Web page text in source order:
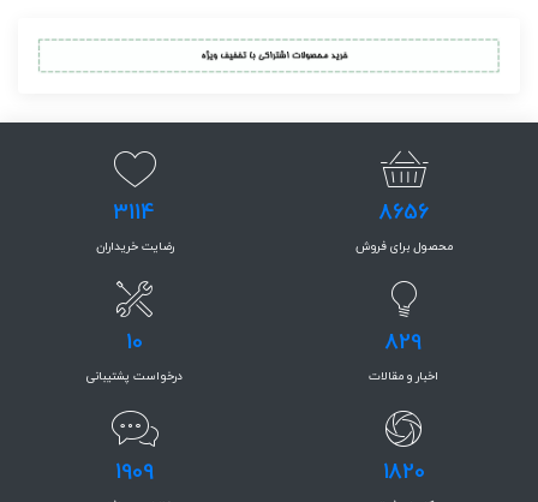
8656
محصول برای فروش
3114
رضایت خریداران
829
اخبار و مقالات
10
درخواست پشتیبانی
1820
1909